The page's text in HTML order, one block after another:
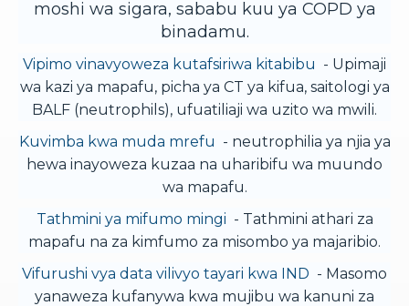
moshi wa sigara, sababu kuu ya COPD ya
binadamu.
Vipimo vinavyoweza kutafsiriwa kitabibu - Upimaji
wa kazi ya mapafu, picha ya CT ya kifua, saitologi ya
BALF (neutrophils), ufuatiliaji wa uzito wa mwili.
Kuvimba kwa muda mrefu - neutrophilia ya njia ya
hewa inayoweza kuzaa na uharibifu wa muundo
wa mapafu.
Tathmini ya mifumo mingi - Tathmini athari za
mapafu na za kimfumo za misombo ya majaribio.
Vifurushi vya data vilivyo tayari kwa IND - Masomo
yanaweza kufanywa kwa mujibu wa kanuni za